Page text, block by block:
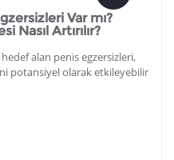
Var mı?
Nasıl Artırılır?
alan penis egzersizleri,
potansiyel olarak etkileyebilir